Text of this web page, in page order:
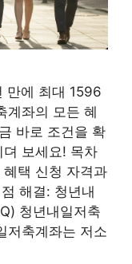
만에 최대 1596
계좌의 모든 혜
바로 조건을 확
보세요! 목차
택 신청 자격과
해결: 청년내
청년내일저축
저축계좌는 저소